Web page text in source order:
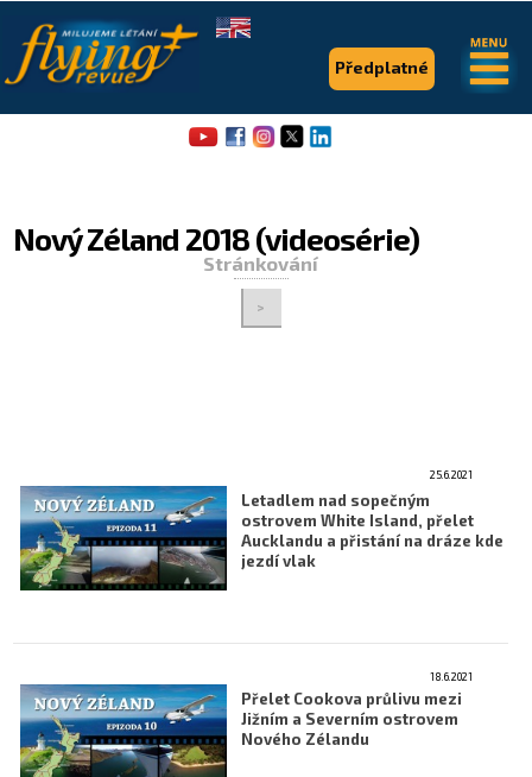
Nový Zéland 2018 (videosérie)
Stránkování
>
25.6.2021
Letadlem nad sopečným
ostrovem White Island, přelet
Aucklandu a přistání na dráze kde
jezdí vlak
18.6.2021
Přelet Cookova průlivu mezi
Jižním a Severním ostrovem
Nového Zélandu
Předplatné
.
Flying Revue
Série & speciály
Letecká videa
VFR Communication app
The SAFE Guide app